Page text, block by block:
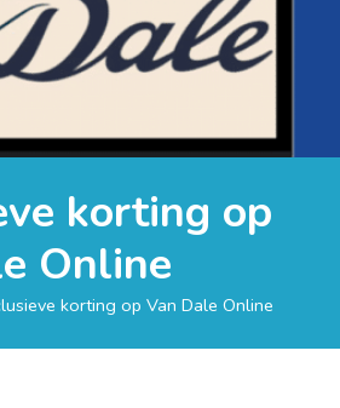
korting op
Online
korting op Van Dale Online